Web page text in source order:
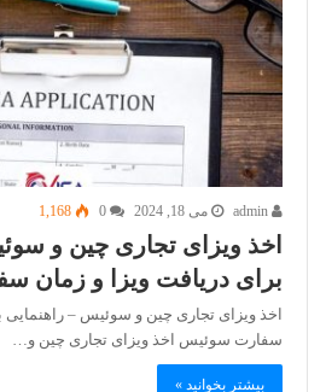
می 18, 2024 1,168
اخذ ویزای تجاری چین و
برای دریافت ویزا و زمان
اخذ ویزای تجاری چین و سوئیس – راهنمایی
سفارت سوئیس اخذ ویزای تجاری چین و…
بیشتر بخوانید »